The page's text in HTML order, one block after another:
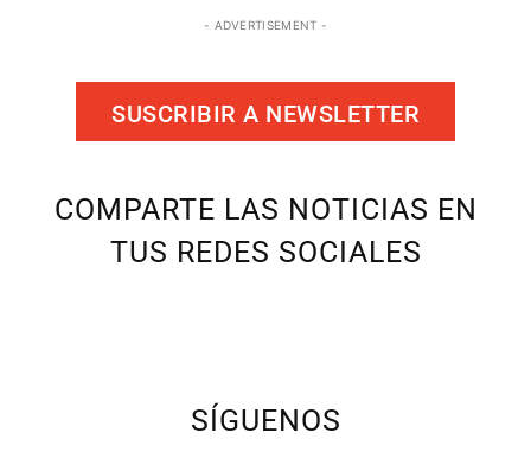
- ADVERTISEMENT -
SUSCRIBIR A NEWSLETTER
COMPARTE LAS NOTICIAS EN
TUS REDES SOCIALES
SÍGUENOS